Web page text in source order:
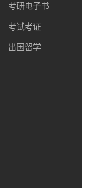
考研电子书
考试考证
出国留学